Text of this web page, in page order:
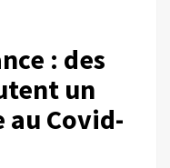
: des
un
Covid-